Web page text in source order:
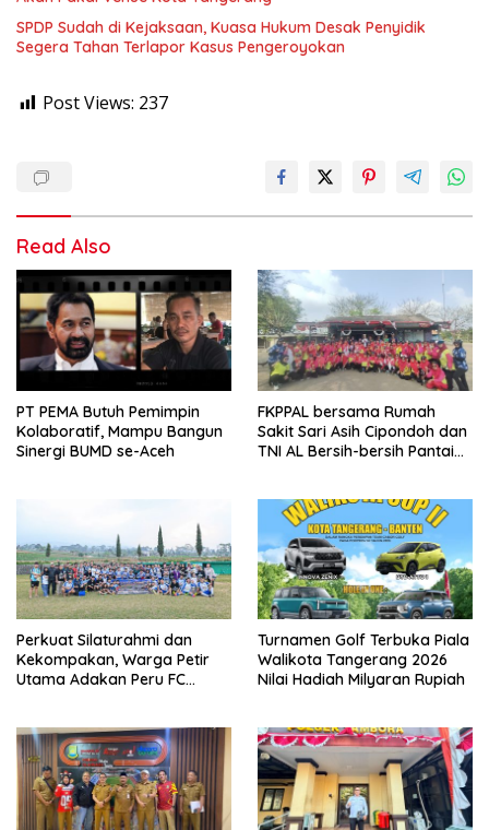
SPDP Sudah di Kejaksaan, Kuasa Hukum Desak Penyidik
Segera Tahan Terlapor Kasus Pengeroyokan
Post Views: 237
Read Also
PT PEMA Butuh Pemimpin
Kolaboratif, Mampu Bangun
Sinergi BUMD se-Aceh
FKPPAL bersama Rumah
Sakit Sari Asih Cipondoh dan
TNI AL Bersih-bersih Pantai
Perkuat Silaturahmi dan
Kekompakan, Warga Petir
Utama Adakan Peru FC
Turnamen Golf Terbuka Piala
Walikota Tangerang 2026
Nilai Hadiah Milyaran Rupiah